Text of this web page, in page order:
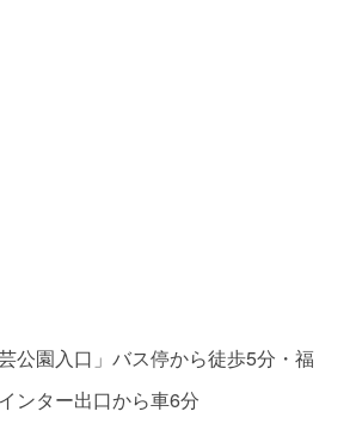
公園入口」バス停から徒歩5分・福
ンター出口から車6分